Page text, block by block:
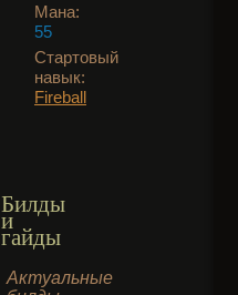
Мана:
55
Стартовый
навык:
Fireball
Билды
и
гайды
Актуальные